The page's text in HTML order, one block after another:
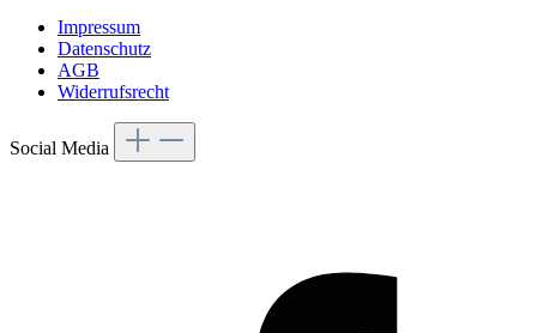
Impressum
Datenschutz
AGB
Widerrufsrecht
Social Media